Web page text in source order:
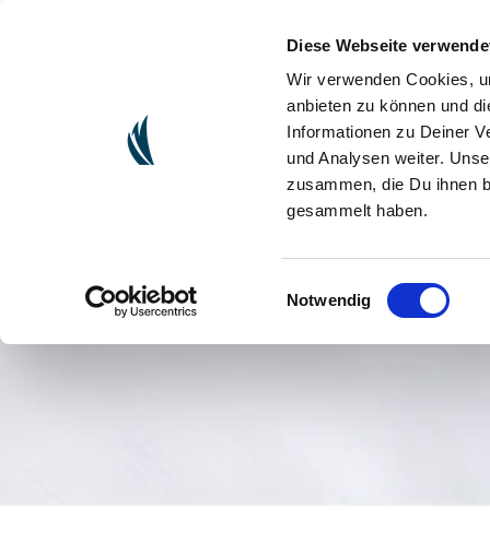
Diese Webseite
Wir verwenden Cookies,
anbieten zu können und
Informationen zu Deiner
und Analysen weiter.
zusammen, die Du ihnen
gesammelt haben.
Einwilligungsauswahl
Notwendig